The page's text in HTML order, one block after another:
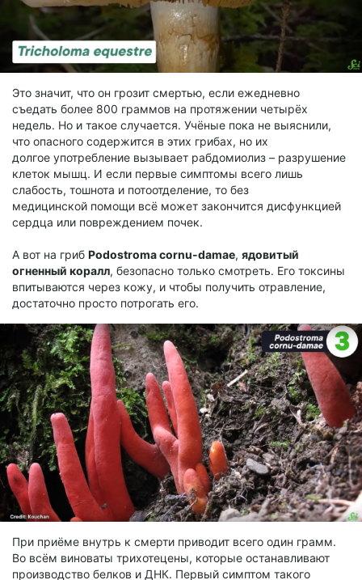
Это значит, что он грозит смертью, если ежедневно
съедать более 800 граммов на протяжении четырёх
недель. Но и такое случается. Учёные пока не выяснили,
что опасного содержится в этих грибах, но их
долгое употребление вызывает рабдомиолиз – разрушение
клеток мышц. И если первые симптомы всего лишь
слабость, тошнота и потоотделение, то без
медицинской помощи всё может закончится дисфункцией
сердца или повреждением почек.
А вот на гриб Podostroma cornu-damae, ядовитый
огненный коралл, безопасно только смотреть. Его токсины
впитываются через кожу, и чтобы получить отравление,
достаточно просто потрогать его.
При приёме внутрь к смерти приводит всего один грамм.
Во всём виноваты трихотецены, которые останавливают
производство белков и ДНК. Первый симптом такого